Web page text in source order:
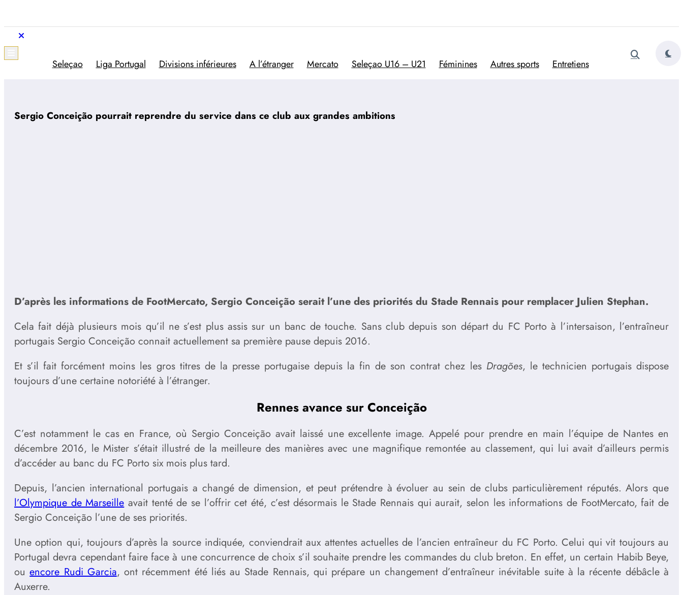
contenu
Trivela
L'actualité du football portugais
Seleçao Liga Portugal Divisions inférieures A l’étranger Mercato Seleçao U16 – U21 Féminines Autres sports Entretiens
Sergio Conceição pourrait reprendre du service dans ce club aux grandes ambitions
D’après les informations de FootMercato, Sergio Conceição serait l’une des priorités du Stade Rennais pour remplacer Julien Stephan.
Cela fait déjà plusieurs mois qu’il ne s’est plus assis sur un banc de touche. Sans club depuis son départ du FC Porto à l’intersaison, l’entraîneur
portugais Sergio Conceição connait actuellement sa première pause depuis 2016.
Et s’il fait forcément moins les gros titres de la presse portugaise depuis la fin de son contrat chez les Dragões, le technicien portugais dispose
toujours d’une certaine notoriété à l’étranger.
Rennes avance sur Conceição
C’est notamment le cas en France, où Sergio Conceição avait laissé une excellente image. Appelé pour prendre en main l’équipe de Nantes en
décembre 2016, le Mister s’était illustré de la meilleure des manières avec une magnifique remontée au classement, qui lui avait d’ailleurs permis
d’accéder au banc du FC Porto six mois plus tard.
Depuis, l’ancien international portugais a changé de dimension, et peut prétendre à évoluer au sein de clubs particulièrement réputés. Alors que
l’Olympique de Marseilleavait tenté de se l’offrir cet été, c’est désormais le Stade Rennais qui aurait, selon les informations de FootMercato, fait de
Sergio Conceição l’une de ses priorités.
Une option qui, toujours d’après la source indiquée, conviendrait aux attentes actuelles de l’ancien entraîneur du FC Porto. Celui qui vit toujours au
Portugal devra cependant faire face à une concurrence de choix s’il souhaite prendre les commandes du club breton. En effet, un certain Habib Beye,
ouencore Rudi Garcia, ont récemment été liés au Stade Rennais, qui prépare un changement d’entraîneur inévitable suite à la récente débâcle à
Auxerre.